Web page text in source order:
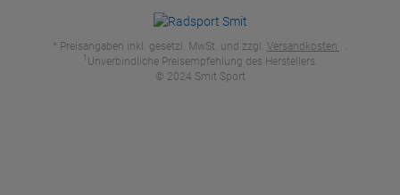
* Preisangaben inkl. gesetzl. MwSt. und zzgl. Versandkosten .
1 Unverbindliche Preisempfehlung des Herstellers.
© 2024 Smit Sport